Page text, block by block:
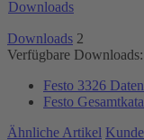
Downloads
Downloads 2
Verfügbare Downloads:
Festo 3326
Festo
Ähnliche Artikel